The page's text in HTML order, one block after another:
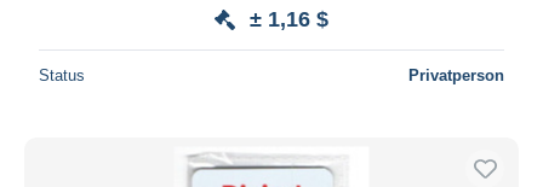
± 1,16 $
Status Privatperson